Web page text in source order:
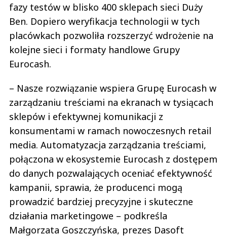
fazy testów w blisko 400 sklepach sieci Duży
Ben. Dopiero weryfikacja technologii w tych
placówkach pozwoliła rozszerzyć wdrożenie na
kolejne sieci i formaty handlowe Grupy
Eurocash.
– Nasze rozwiązanie wspiera Grupę Eurocash w
zarządzaniu treściami na ekranach w tysiącach
sklepów i efektywnej komunikacji z
konsumentami w ramach nowoczesnych retail
media. Automatyzacja zarządzania treściami,
połączona w ekosystemie Eurocash z dostępem
do danych pozwalających oceniać efektywność
kampanii, sprawia, że producenci mogą
prowadzić bardziej precyzyjne i skuteczne
działania marketingowe – podkreśla
Małgorzata Goszczyńska, prezes Dasoft